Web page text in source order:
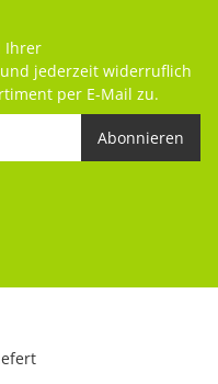
Ihrer
jederzeit widerruflich
per E-Mail zu.
Abonnieren